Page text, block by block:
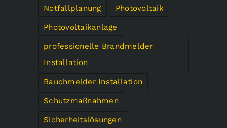
Notfallplanung Photovoltaik
Photovoltaikanlage
professionelle Brandmelder
Installation
Rauchmelder Installation
Schutzmaßnahmen
Sicherheitslösungen